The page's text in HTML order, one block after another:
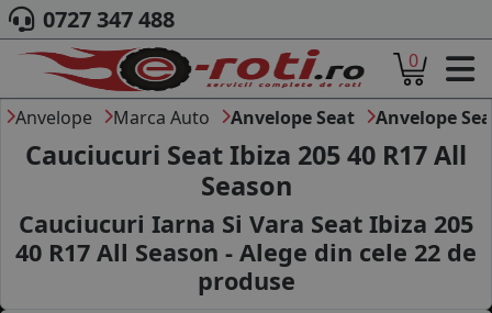
ACASA
DESPRE NOI
ANVELOPE
AUTO
CAMION
MOTO
AGROINDUSTRIALE
CAUTARE DUPA
DIMENSIUNI
0727 347 488
0
Anvelope Marca Auto Anvelope Seat Anvelope
Cauciucuri Seat Ibiza 205 40 R17 All
Season
Cauciucuri Iarna Si Vara Seat Ibiza 205
40 R17 All Season - Alege din cele 22 de
produse
145/80R13
155/80R13
165/70R13
105/70R14